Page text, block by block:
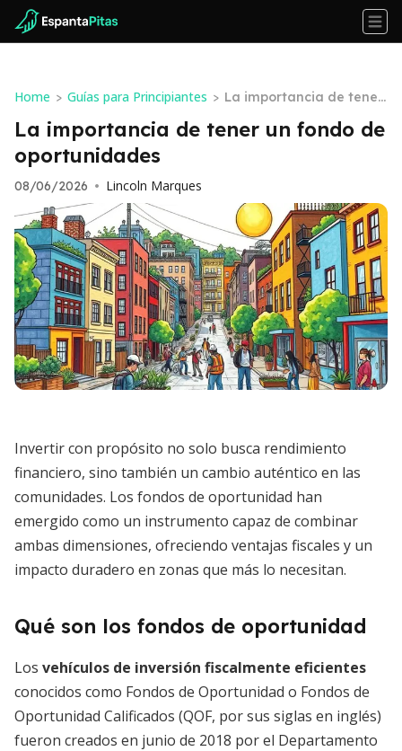
Home > Guías para Principiantes > La importancia de tener
un fondo de oportunida
des
La importancia de tener un fondo de
oportunidades
08/06/2026 • Lincoln Marques
Invertir con propósito no solo busca rendimiento
financiero, sino también un cambio auténtico en las
comunidades. Los fondos de oportunidad han
emergido como un instrumento capaz de combinar
ambas dimensiones, ofreciendo ventajas fiscales y un
impacto duradero en zonas que más lo necesitan.
Qué son los fondos de oportunidad
Los vehículos de inversión fiscalmente eficientes
conocidos como Fondos de Oportunidad o Fondos de
Oportunidad Calificados (QOF, por sus siglas en inglés)
fueron creados en junio de 2018 por el Departamento